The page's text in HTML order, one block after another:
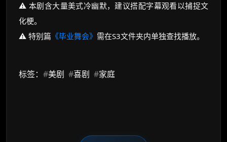
⚠️ 本剧含大量美式冷幽默，建议搭配字幕观看以捕捉文
化梗。
⚠️ 特别篇 《毕业舞会》 需在S3文件夹内单独查找播放。
标签： #美剧 #喜剧 #家庭